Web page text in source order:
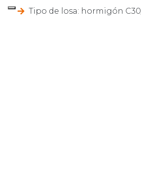
Tipo de losa: hormigón